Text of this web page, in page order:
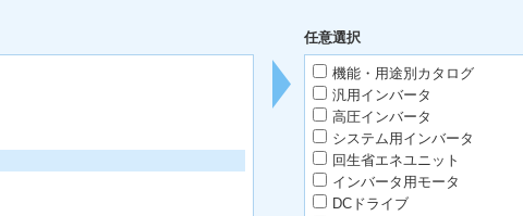
任意選択
機能・用途別カタログ
汎用インバータ
高圧インバータ
システム用インバータ
回生省エネユニット
インバータ用モータ
DCドライブ